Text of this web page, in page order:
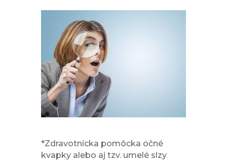
*Zdravotnícka pomôcka očné
kvapky alebo aj tzv. umelé slzy